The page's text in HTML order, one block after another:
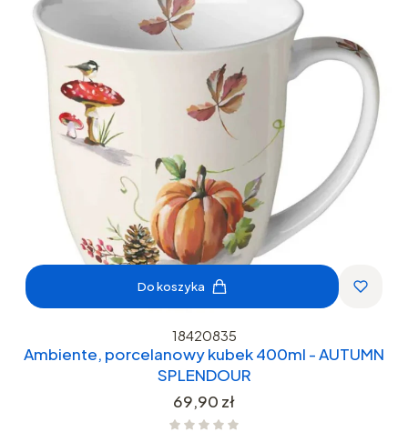
Do koszyka
18420835
Ambiente, porcelanowy kubek 400ml - AUTUMN
SPLENDOUR
Cena
69,90 zł